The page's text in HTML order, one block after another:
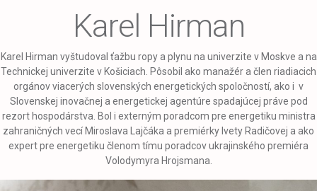
Karel Hirman
Karel Hirman vyštudoval ťažbu ropy a plynu na univerzite v Moskve a na
Technickej univerzite v Košiciach. Pôsobil ako manažér a člen riadiacich
orgánov viacerých slovenských energetických spoločností, ako i v
Slovenskej inovačnej a energetickej agentúre spadajúcej práve pod
rezort hospodárstva. Bol i externým poradcom pre energetiku ministra
zahraničných vecí Miroslava Lajčáka a premiérky Ivety Radičovej a ako
expert pre energetiku členom tímu poradcov ukrajinského premiéra
Volodymyra Hrojsmana.